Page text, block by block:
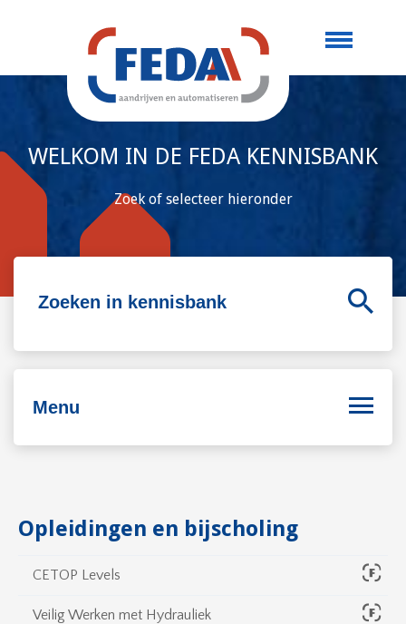
WELKOM IN DE FEDA KENNISBANK
Zoek of selecteer hieronder
Menu
Opleidingen en bijscholing
CETOP Levels
Veilig Werken met Hydrauliek